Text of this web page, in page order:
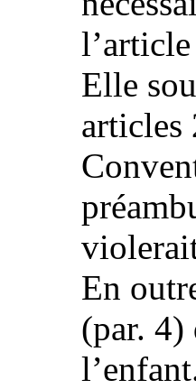
Elle
articles
En
(par. 4)